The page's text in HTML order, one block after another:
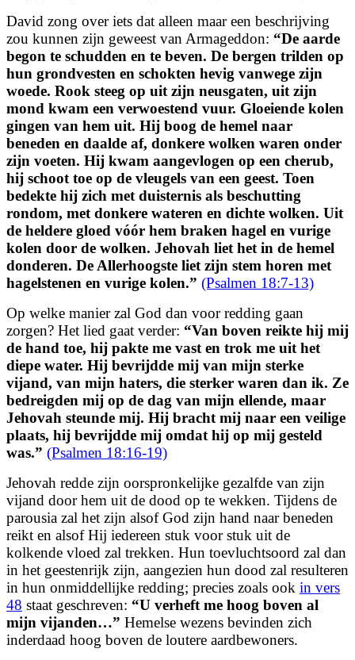
David zong over iets dat alleen maar een beschrijving
zou kunnen zijn geweest van Armageddon: “De aarde
begon te schudden en te beven. De bergen trilden op
hun grondvesten en schokten hevig vanwege zijn
woede. Rook steeg op uit zijn neusgaten, uit zijn
mond kwam een verwoestend vuur. Gloeiende kolen
gingen van hem uit. Hij boog de hemel naar
beneden en daalde af, donkere wolken waren onder
zijn voeten. Hij kwam aangevlogen op een cherub,
hij schoot toe op de vleugels van een geest. Toen
bedekte hij zich met duisternis als beschutting
rondom, met donkere wateren en dichte wolken. Uit
de heldere gloed vóór hem braken hagel en vurige
kolen door de wolken. Jehovah liet het in de hemel
donderen. De Allerhoogste liet zijn stem horen met
hagelstenen en vurige kolen.” (Psalmen 18:7-13)
Op welke manier zal God dan voor redding gaan
zorgen? Het lied gaat verder: “Van boven reikte hij mij
de hand toe, hij pakte me vast en trok me uit het
diepe water. Hij bevrijdde mij van mijn sterke
vijand, van mijn haters, die sterker waren dan ik. Ze
bedreigden mij op de dag van mijn ellende, maar
Jehovah steunde mij. Hij bracht mij naar een veilige
plaats, hij bevrijdde mij omdat hij op mij gesteld
was.” (Psalmen 18:16-19)
Jehovah redde zijn oorspronkelijke gezalfde van zijn
vijand door hem uit de dood op te wekken. Tijdens de
parousia zal het zijn alsof God zijn hand naar beneden
reikt en alsof Hij iedereen stuk voor stuk uit de
kolkende vloed zal trekken. Hun toevluchtsoord zal dan
in het geestenrijk zijn, aangezien hun dood zal resulteren
in hun onmiddellijke redding; precies zoals ook in vers
48 staat geschreven: “U verheft me hoog boven al
mijn vijanden…” Hemelse wezens bevinden zich
inderdaad hoog boven de loutere aardbewoners.